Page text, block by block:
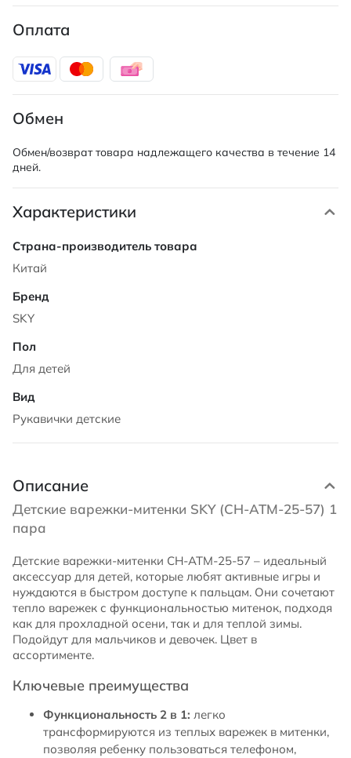
Оплата
Обмен
Обмен/возврат товара надлежащего качества в течение 14
дней.
Характеристики
Характеристики
Китай
SKY
Для детей
Рукавички детские
Описание
Детские варежки-митенки SKY (CH-ATM-25-57) 1
пара
Детские варежки-митенки CH-ATM-25-57 – идеальный
аксессуар для детей, которые любят активные игры и
нуждаются в быстром доступе к пальцам. Они сочетают
тепло варежек с функциональностью митенок, подходя
как для прохладной осени, так и для теплой зимы.
Подойдут для мальчиков и девочек. Цвет в
ассортименте.
Ключевые преимущества
Функциональность 2 в 1: легко
трансформируются из теплых варежек в митенки,
позволяя ребенку пользоваться телефоном,